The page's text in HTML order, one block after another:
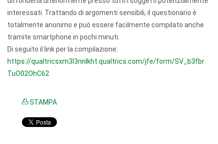
interessati. Trattando di argomenti sensibili, il questionario è
totalmente anonimo e può essere facilmente compilato anche
tramite smartphone in pochi minuti.
Di seguito il link per la compilazione:
https://qualtricsxm3l3nnlkht.qualtrics.com/jfe/form/SV_b3fbr
TuO02OhC62
STAMPA